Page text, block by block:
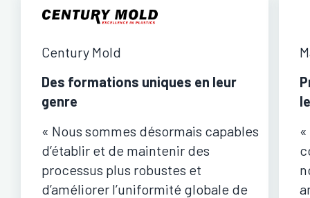
Century Mold
Des formations uniques en leur
genre
« Nous sommes désormais capables
d’établir et de maintenir des
processus plus robustes et
d’améliorer l’uniformité globale de